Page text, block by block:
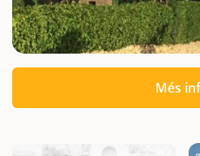
Més